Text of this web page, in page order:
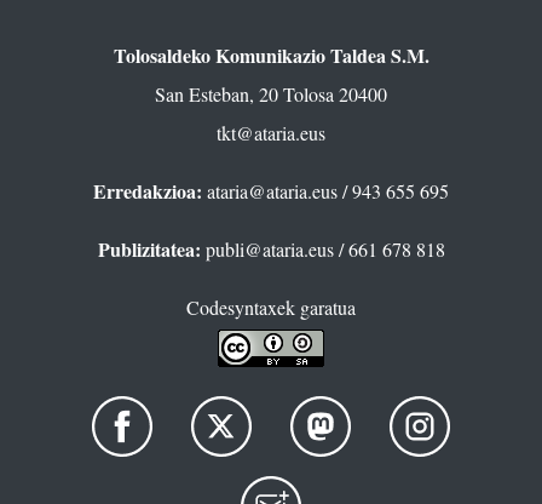
Tolosaldeko Komunikazio Taldea S.M.
San Esteban, 20 Tolosa 20400
tkt@ataria.eus
Erredakzioa: ataria@ataria.eus/ 943 655 695
Publizitatea: publi@ataria.eus/ 661 678 818
Codesyntaxek garatua